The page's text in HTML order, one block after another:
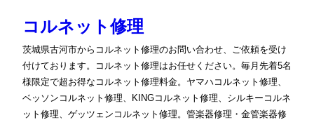
コルネット修理
茨城県古河市からコルネット修理のお問い合わせ、ご依頼を受け
付けております。コルネット修理はお任せください。毎月先着5名
様限定で超お得なコルネット修理料金。ヤマハコルネット修理、
ベッソンコルネット修理、KINGコルネット修理、シルキーコルネ
ット修理、ゲッツェンコルネット修理。管楽器修理・金管楽器修